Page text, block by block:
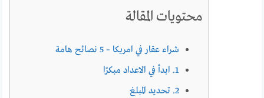
محتويات المقالة
شراء عقار في امريكا – 5 نصائح هامة
1. ابدأ في الاعداد مبكرًا
2. تحديد المبلغ